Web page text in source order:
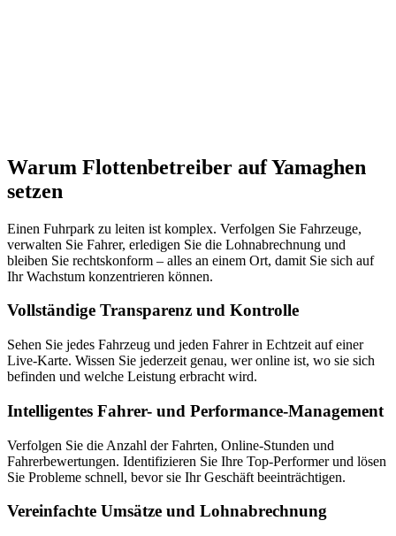
Warum Flottenbetreiber auf Yamaghen
setzen
Einen Fuhrpark zu leiten ist komplex. Verfolgen Sie Fahrzeuge,
verwalten Sie Fahrer, erledigen Sie die Lohnabrechnung und
bleiben Sie rechtskonform – alles an einem Ort, damit Sie sich auf
Ihr Wachstum konzentrieren können.
Vollständige Transparenz und Kontrolle
Sehen Sie jedes Fahrzeug und jeden Fahrer in Echtzeit auf einer
Live-Karte. Wissen Sie jederzeit genau, wer online ist, wo sie sich
befinden und welche Leistung erbracht wird.
Intelligentes Fahrer- und Performance-Management
Verfolgen Sie die Anzahl der Fahrten, Online-Stunden und
Fahrerbewertungen. Identifizieren Sie Ihre Top-Performer und lösen
Sie Probleme schnell, bevor sie Ihr Geschäft beeinträchtigen.
Vereinfachte Umsätze und Lohnabrechnung